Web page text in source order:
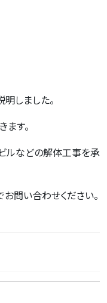
しました。
す。
ルなどの解体工事を承
お問い合わせください。